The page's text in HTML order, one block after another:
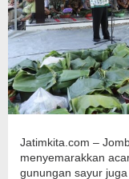
Jatimkita.com –
menyemarakkan
gunungan sayur